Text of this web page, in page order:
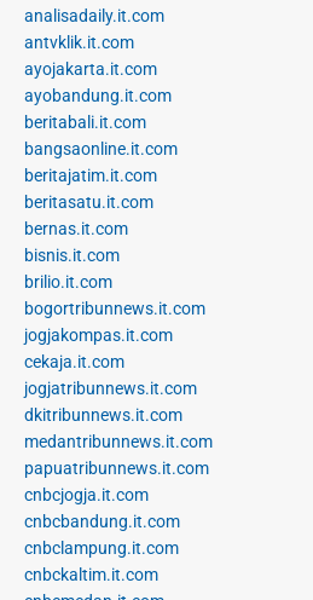
analisadaily.it.com
antvklik.it.com
ayojakarta.it.com
ayobandung.it.com
beritabali.it.com
bangsaonline.it.com
beritajatim.it.com
beritasatu.it.com
bernas.it.com
bisnis.it.com
brilio.it.com
bogortribunnews.it.com
jogjakompas.it.com
cekaja.it.com
jogjatribunnews.it.com
dkitribunnews.it.com
medantribunnews.it.com
papuatribunnews.it.com
cnbcjogja.it.com
cnbcbandung.it.com
cnbclampung.it.com
cnbckaltim.it.com